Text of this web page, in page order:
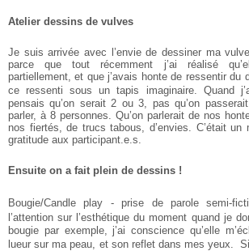
Atelier dessins de vulves
Je suis arrivée avec l’envie de dessiner ma
parce que tout récemment j’ai réalisé
partiellement, et que j’avais honte de ressentir du
ce ressenti sous un tapis imaginaire. Quand
pensais qu’on serait 2 ou 3, pas qu’on
parler, à 8 personnes. Qu’on parlerait de nos
nos fiertés, de trucs tabous, d’envies. C’était un
gratitude aux participant.e.s.
Ensuite on a fait plein de dessins !
Bougie/Candle play - prise de parole semi-
l’attention sur l’esthétique du moment quand je
bougie par exemple, j’ai conscience qu’elle
lueur sur ma peau, et son reflet dans mes yeux.